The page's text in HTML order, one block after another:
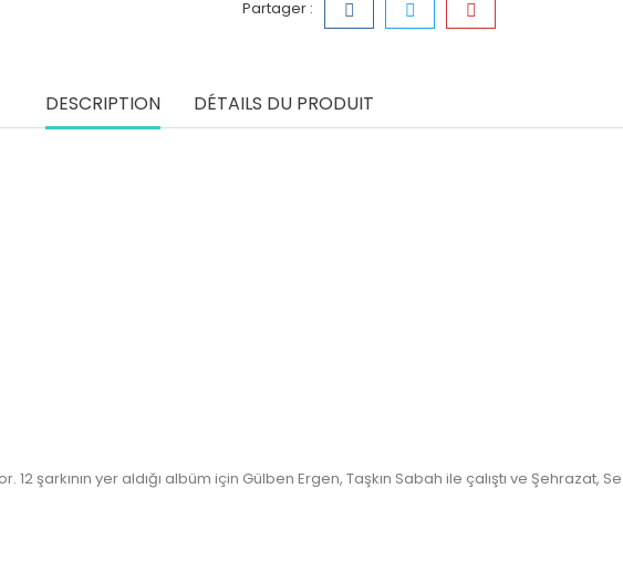
Partager :
DESCRIPTION DÉTAILS DU PRODUIT
şarkının yer aldığı albüm için Gülben Ergen, Taşkın Sabah ile çalıştı ve Şehrazat,